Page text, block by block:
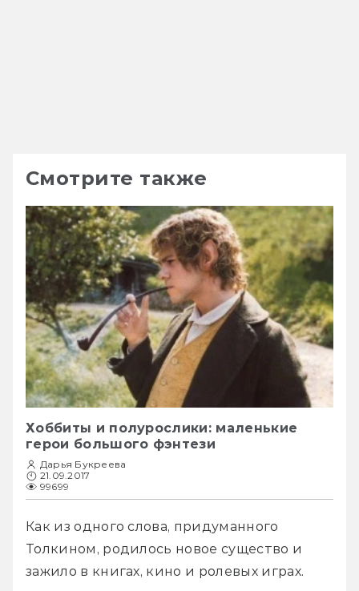
Смотрите также
Хоббиты и полурослики: маленькие
герои большого фэнтези
Дарья Букреева
21.09.2017
99699
Как из одного слова, придуманного
Толкином, родилось новое существо и
зажило в книгах, кино и ролевых играх.